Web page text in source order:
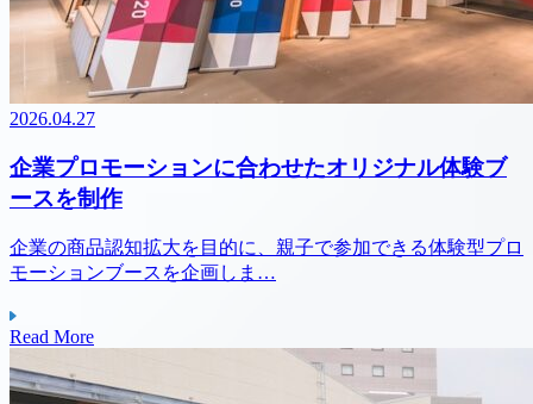
2026.04.27
企業プロモーションに合わせたオリジナル体験ブ
ースを制作
企業の商品認知拡大を目的に、親子で参加できる体験型プロ
モーションブースを企画しま…
Read More